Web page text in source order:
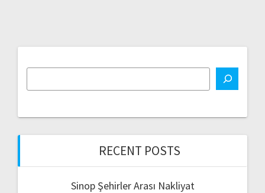
RECENT POSTS
Sinop Şehirler Arası Nakliyat